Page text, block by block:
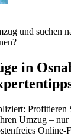
und suchen
in
Profitieren
Umzug –
Online-